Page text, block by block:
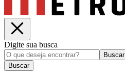
Digite sua busca
Buscar
Buscar